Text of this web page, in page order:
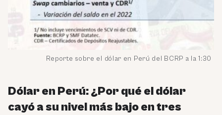
Reporte sobre el dólar en Perú del BCRP a la 1:30
Dólar en Perú: ¿Por qué el dólar
cayó a su nivel más bajo en tres